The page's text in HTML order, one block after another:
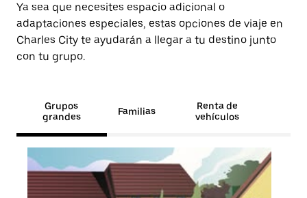
Ya sea que necesites espacio adicional o
adaptaciones especiales, estas opciones de viaje en
Charles City te ayudarán a llegar a tu destino junto
con tu grupo.
Grupos
grandes
Familias
Renta de
vehículos